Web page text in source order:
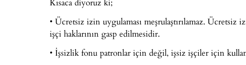
• Ücretsiz izin uygulaması meşrulaştırılamaz. Ücretsiz
işçi haklarının gasp edilmesidir.
• İşsizlik fonu patronlar için değil, işsiz işçiler için